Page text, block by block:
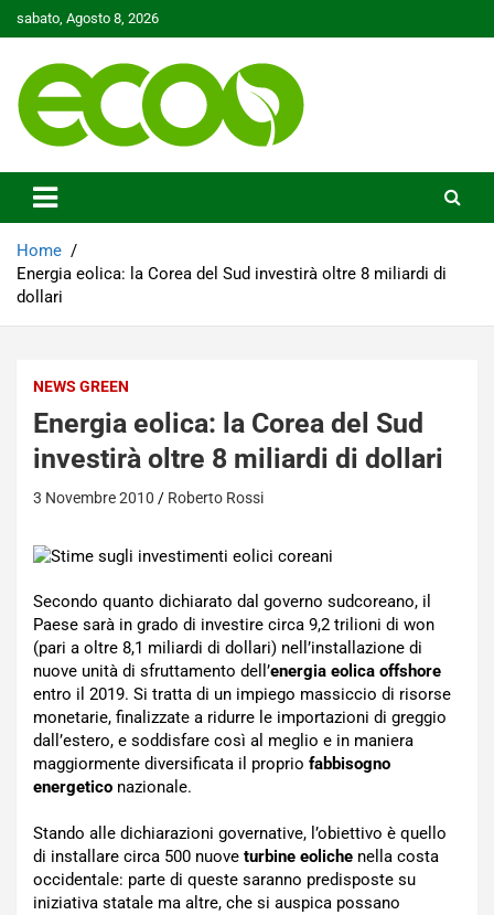
to
sabato, Agosto 8, 2026
Ecoo.it
Home
Energia eolica: la Corea del Sud investirà oltre 8 miliardi di
dollari
NEWS GREEN
Energia eolica: la Corea del Sud
investirà oltre 8 miliardi di dollari
3 Novembre 2010 Roberto Rossi
Secondo quanto dichiarato dal governo sudcoreano, il
Paese sarà in grado di investire circa 9,2 trilioni di won
(pari a oltre 8,1 miliardi di dollari) nell’installazione di
nuove unità di sfruttamento dell’energia eolica offshore
entro il 2019. Si tratta di un impiego massiccio di risorse
monetarie, finalizzate a ridurre le importazioni di greggio
dall’estero, e soddisfare così al meglio e in maniera
maggiormente diversificata il proprio fabbisogno
energetico nazionale.
Stando alle dichiarazioni governative, l’obiettivo è quello
di installare circa 500 nuove turbine eoliche nella costa
occidentale: parte di queste saranno predisposte su
iniziativa statale ma altre, che si auspica possano